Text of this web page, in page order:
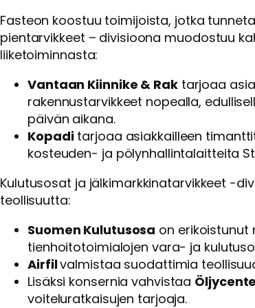
Fasteon koostuu toimijoista, jotka
pientarvikkeet – divisioona muodostuu
liiketoiminnasta:
Vantaan Kiinnike & Raktarjoaa
rakennustarvikkeet nopealla,
päivän aikana.
Kopaditarjoaa asiakkailleen
kosteuden- ja pölynhallintalaitteita
Kulutusosat ja jälkimarkkinatarvikkeet -
teollisuutta:
Suomen Kulutusosa on erikoistunut
tienhoitotoimialojen vara- ja
Airfilvalmistaa suodattimia
Lisäksi konsernia vahvistaa
voiteluratkaisujen tarjoaja.